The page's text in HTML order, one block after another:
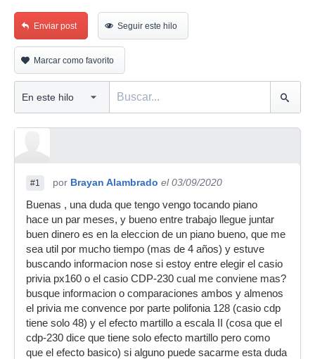
Enviar post Seguir este hilo
Marcar como favorito
#1 por Brayan Alambrado el 03/09/2020
Buenas , una duda que tengo vengo tocando piano
hace un par meses, y bueno entre trabajo llegue juntar
buen dinero es en la eleccion de un piano bueno, que me
sea util por mucho tiempo (mas de 4 años) y estuve
buscando informacion nose si estoy entre elegir el casio
privia px160 o el casio CDP-230 cual me conviene mas?
busque informacion o comparaciones ambos y almenos
el privia me convence por parte polifonia 128 (casio cdp
tiene solo 48) y el efecto martillo a escala II (cosa que el
cdp-230 dice que tiene solo efecto martillo pero como
que el efecto basico) si alguno puede sacarme esta duda